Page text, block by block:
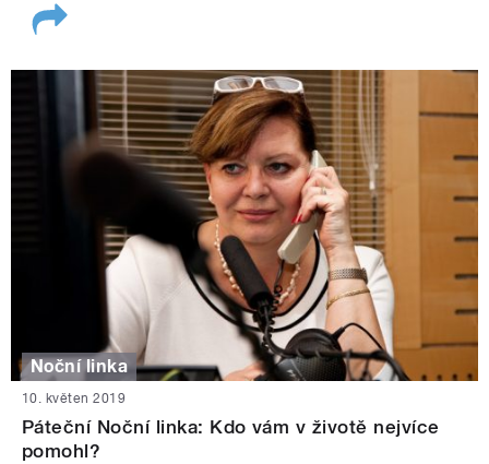
Noční linka
10. květen 2019
Páteční Noční linka: Kdo vám v životě nejvíce
pomohl?